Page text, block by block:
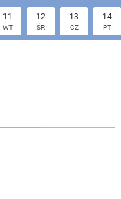
11
WT
12
ŚR
13
CZ
14
PT